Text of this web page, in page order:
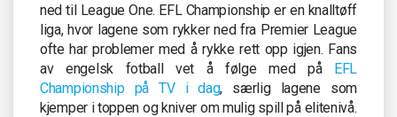
ned til League One. EFL Championship er en knalltøff
liga, hvor lagene som rykker ned fra Premier League
ofte har problemer med å rykke rett opp igjen. Fans
av engelsk fotball vet å følge med på EFL
Championship på TV i dag, særlig lagene som
kjemper i toppen og kniver om mulig spill på elitenivå.